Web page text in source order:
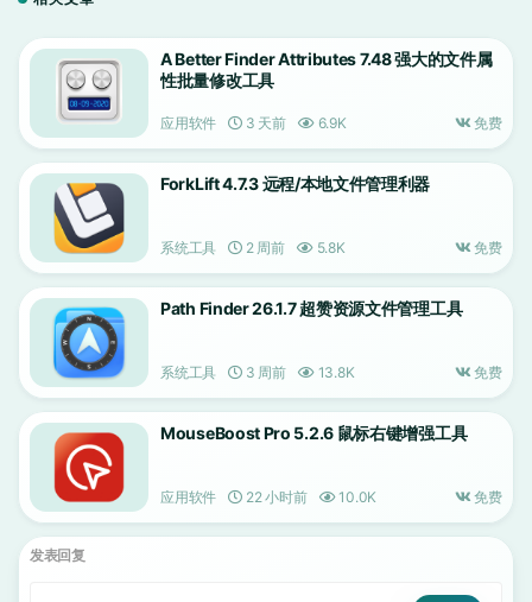
A Better Finder Attributes 7.48 强大的文件属
性批量修改工具
应用软件 3 天前 6.9K 免费
ForkLift 4.7.3 远程/本地文件管理利器
系统工具 2 周前 5.8K 免费
Path Finder 26.1.7 超赞资源文件管理工具
系统工具 3 周前 13.8K 免费
MouseBoost Pro 5.2.6 鼠标右键增强工具
应用软件 22 小时前 10.0K 免费
发表回复